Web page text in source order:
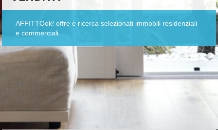
AFFITTOok! offre e ricerca selezionati immobili residenziali
e commerciali.